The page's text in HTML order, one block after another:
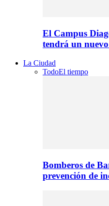
El Campus
tendrá un
La Ciudad
TodoEl tiempo
Bomberos de
prevención de